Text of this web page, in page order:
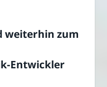
weiterhin zum
Entwickler